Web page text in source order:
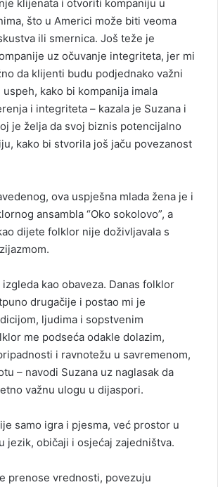
klijenata i otvoriti kompaniju u
što u Americi može biti veoma
ili smernica. Još teže je
uz očuvanje integriteta, jer mi
da klijenti budu podjednako važni
kako bi kompanija imala
i integriteta – kazala je Suzana i
je želja da svoj biznis potencijalno
kako bi stvorila još jaču povezanost
ova uspješna mlada žena je i
ansambla “Oko sokolovo”, a
dijete folklor nije doživljavala s
kao obaveza. Danas folklor
drugačije i postao mi je
ljudima i sopstvenim
me podseća odakle dolazim,
i ravnotežu u savremenom,
– navodi Suzana uz naglasak da
važnu ulogu u dijaspori.
samo igra i pjesma, već prostor u
jezik, običaji i osjećaj zajedništva.
prenose vrednosti, povezuju